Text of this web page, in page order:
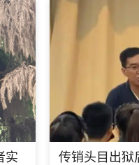
实
传销头目出狱